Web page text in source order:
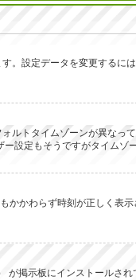
。設定データを変更する
ルトタイムゾーンが異な
設定もそうですがタイム
かかわらず時刻が正しく表
が掲示板にインストール